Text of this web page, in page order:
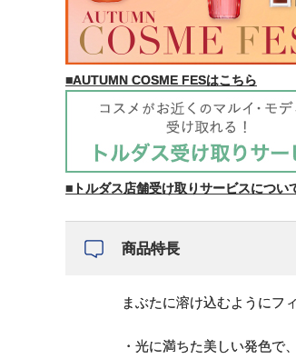
■AUTUMN COSME FESはこちら
■トルダス店舗受け取りサービスについ
商品特長
まぶたに溶け込むようにフ
・光に満ちた美しい発色で